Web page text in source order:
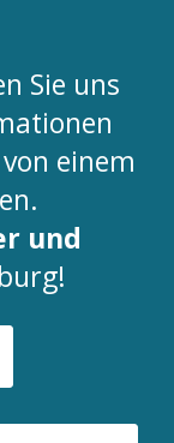
Sie uns
einem
und